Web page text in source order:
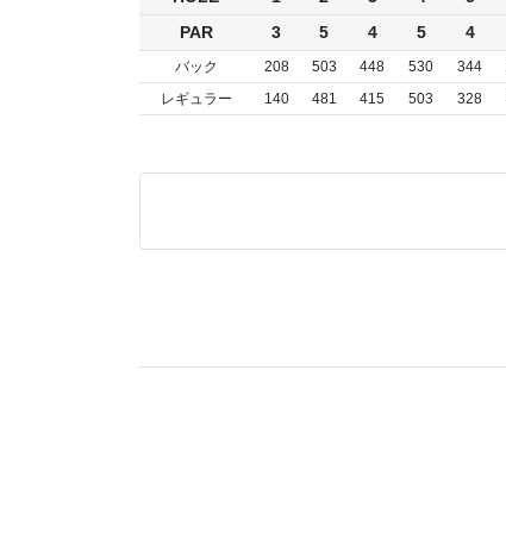
PAR
3 5 4 5 4
バック 208 503 448 530 344
レギュラー
140 481 415 503 328